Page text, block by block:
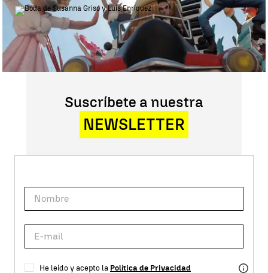
Suscríbete a nuestra
NEWSLETTER
He leído y acepto la Política de Privacidad